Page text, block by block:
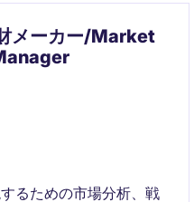
メーカー/Market
るための市場分析、戦